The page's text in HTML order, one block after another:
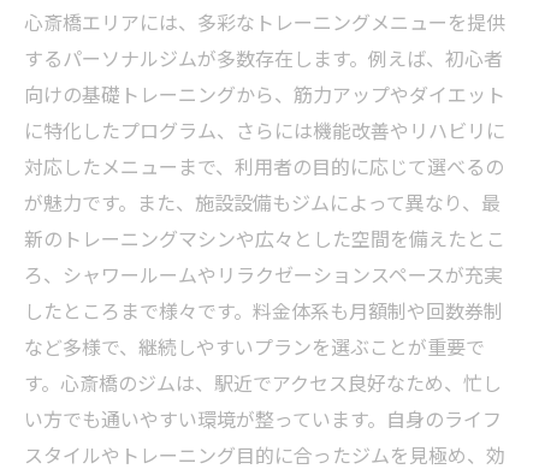
心斎橋エリアには、多彩なトレーニングメニューを提供
するパーソナルジムが多数存在します。例えば、初心者
向けの基礎トレーニングから、筋力アップやダイエット
に特化したプログラム、さらには機能改善やリハビリに
対応したメニューまで、利用者の目的に応じて選べるの
が魅力です。また、施設設備もジムによって異なり、最
新のトレーニングマシンや広々とした空間を備えたとこ
ろ、シャワールームやリラクゼーションスペースが充実
したところまで様々です。料金体系も月額制や回数券制
など多様で、継続しやすいプランを選ぶことが重要で
す。心斎橋のジムは、駅近でアクセス良好なため、忙し
い方でも通いやすい環境が整っています。自身のライフ
スタイルやトレーニング目的に合ったジムを見極め、効